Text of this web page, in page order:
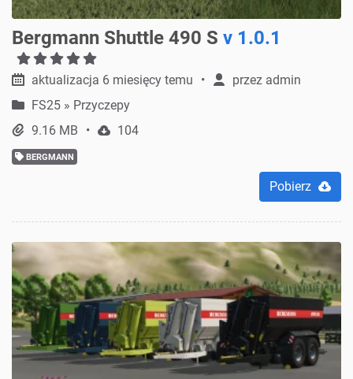
Bergmann Shuttle 490 S v 1.0.1
aktualizacja 6 miesięcy temu przez admin
FS25 » Przyczepy
9.16 MB
104
BERGMANN
Pobierz